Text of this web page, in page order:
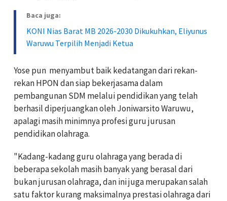
Baca juga:
KONI Nias Barat MB 2026-2030 Dikukuhkan, Eliyunus
Waruwu Terpilih Menjadi Ketua
Yose pun menyambut baik kedatangan dari rekan-
rekan HPON dan siap bekerjasama dalam
pembangunan SDM melalui pendidikan yang telah
berhasil diperjuangkan oleh Joniwarsito Waruwu,
apalagi masih minimnya profesi guru jurusan
pendidikan olahraga.
"Kadang-kadang guru olahraga yang berada di
beberapa sekolah masih banyak yang berasal dari
bukan jurusan olahraga, dan ini juga merupakan salah
satu faktor kurang maksimalnya prestasi olahraga dari